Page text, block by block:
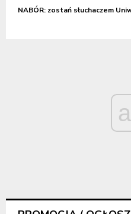
NABÓR: zostań słuchaczem